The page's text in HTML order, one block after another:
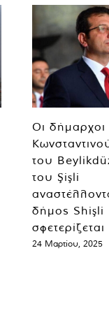
Οι δήμαρχοι
του
του Şişli
δήμος Shişli
σφετερίζεται
24 Μαρτίου, 2025